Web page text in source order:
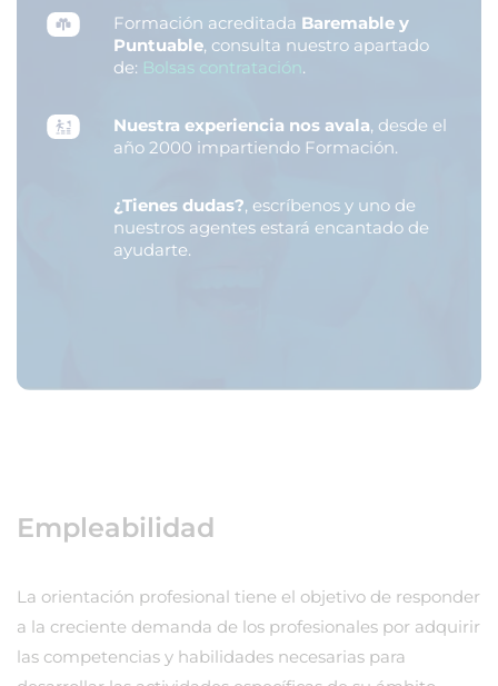
Formación acreditada Baremable y
Puntuable, consulta nuestro apartado
de: Bolsas contratación.
Nuestra experiencia nos avala, desde el
año 2000 impartiendo Formación.
¿Tienes dudas?, escríbenos y uno de
nuestros agentes estará encantado de
ayudarte.
Empleabilidad
La orientación profesional tiene el objetivo de responder
a la creciente demanda de los profesionales por adquirir
las competencias y habilidades necesarias para